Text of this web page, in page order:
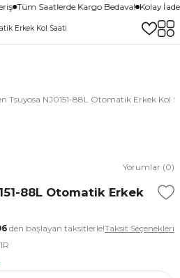
Tüm Saatlerde Kargo Bedava! Kolay
Tsuyosa NJ0151-88L Otomatik Erkek Kol
Yorumlar (0)
88L Otomatik Erkek
den başlayan taksitlerle!Taksit Seçenekleri